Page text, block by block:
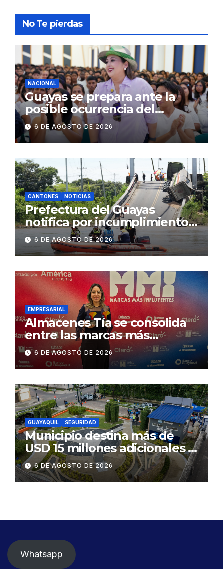
No Te pierdas
NACIONAL
Guayas se prepara ante la
posible ocurrencia del
fenómeno de El Niño:
Gobierno Nacional capacita a
2.500 jóvenes
6 DE AGOSTO DE 2026
CANTONES NOTICIAS
Prefectura del Guayas
notifica por incumplimiento
contractual a la
Concesionaria CONORTE y
exige celeridad en
desmontaje del puente
Gonzalo Icaza Cornejo, en
Daule
6 DE AGOSTO DE 2026
EMPRESARIAL
Almacenes Tía se consolida
entre las marcas más
influyentes del Ecuador
6 DE AGOSTO DE 2026
GUAYAQUIL SEGURIDAD
Municipio destina más de
USD 15 millones adicionales a
SEGURA EP para fortalecer la
seguridad ciudadana
6 DE AGOSTO DE 2026
Whatsapp